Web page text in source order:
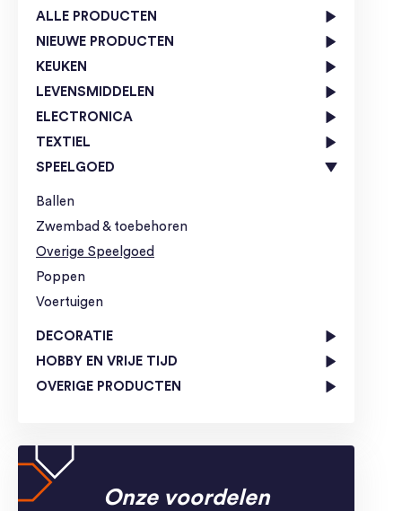
ALLE PRODUCTEN
NIEUWE PRODUCTEN
KEUKEN
LEVENSMIDDELEN
ELECTRONICA
TEXTIEL
SPEELGOED
Ballen
Zwembad & toebehoren
Overige Speelgoed
Poppen
Voertuigen
DECORATIE
HOBBY EN VRIJE TIJD
OVERIGE PRODUCTEN
Onze voordelen